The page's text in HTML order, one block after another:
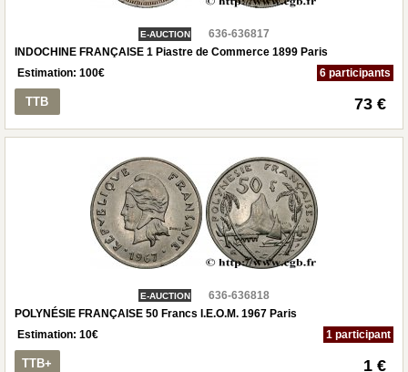
E-AUCTION
636-636817
INDOCHINE FRANÇAISE 1 Piastre de Commerce 1899 Paris
Estimation: 100€ 6 participants
TTB 73 €
E-AUCTION
636-636818
POLYNÉSIE FRANÇAISE 50 Francs I.E.O.M. 1967 Paris
Estimation: 10€ 1 participant
TTB+ 1 €